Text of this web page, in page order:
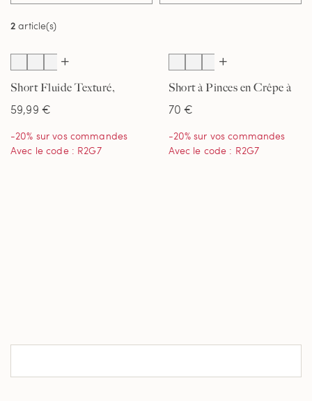
2 article(s)
Short Fluide Texturé,
59,99 €
-20% sur vos commandes
Avec le code : R2G7
Short à Pinces en Crêpe à
Stature Standard
70 €
-20% sur vos commandes
Avec le code : R2G7